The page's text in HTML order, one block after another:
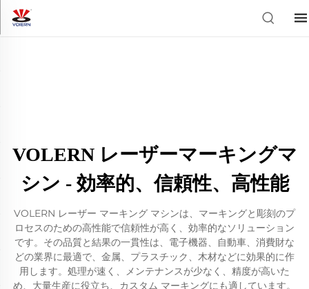
VOLERN レーザーマーキングマ
シン - 効率的、信頼性、高性能
VOLERN レーザー マーキング マシンは、マーキングと彫刻のプ
ロセスのための高性能で信頼性が高く、効率的なソリューション
です。その品質と結果の一貫性は、電子機器、自動車、消費財な
どの業界に最適で、金属、プラスチック、木材などに効果的に作
用します。処理が速く、メンテナンスが少なく、精度が高いた
め、大量生産に役立ち、カスタム マーキングにも適しています。